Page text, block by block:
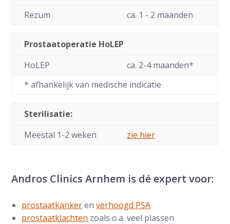
Rezum
ca. 1 - 2 maanden
Prostaatoperatie HoLEP
HoLEP
ca. 2-4 maanden*
* afhankelijk van medische indicatie
Sterilisatie:
Meestal 1-2 weken
zie hier
Andros Clinics Arnhem is dé expert voor:
prostaatkankerenverhoogd PSA
prostaatklachten zoals o.a. veel plassen